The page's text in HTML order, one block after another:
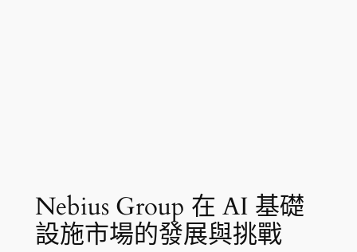
Nebius Group 在 AI 基礎
設施市場的發展與挑戰